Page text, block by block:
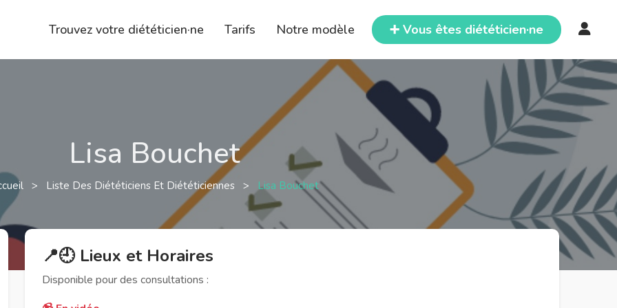
Trouvez votre diététicien·ne Tarifs Notre modèle ➕ Vous êtes diététicien·ne
Lisa Bouchet
> Liste Des Diététiciens Et Diététiciennes > Lisa Bouchet
📍🕘 Lieux et Horaires
Disponible pour des consultations :